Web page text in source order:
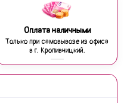
Оплата наличными
Только при самовывозе из офиса
в г. Кропивницкий.